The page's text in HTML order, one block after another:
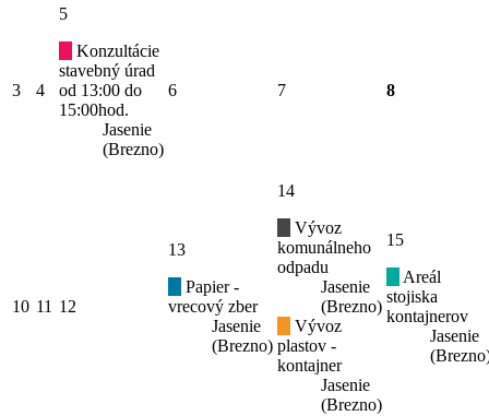
3 4
5
Konzultácie
stavebný úrad
od 13:00 do
15:00hod.
Jasenie
(Brezno)
6 7 8
10 11 12
13
Papier -
vrecový zber
Jasenie
(Brezno)
14
Vývoz
komunálneho
odpadu
Jasenie
(Brezno)
Vývoz
plastov -
kontajner
Jasenie
(Brezno)
15
Areál
stojiska
kontajnerov
Jasenie